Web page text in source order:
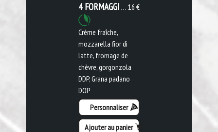
16 €
4 FORMAGGI
Crème fraîche,
mozzarella fior di
latte, fromage de
chèvre, gorgonzola
DDP, Grana padano
DOP
Personnaliser
Ajouter au panier